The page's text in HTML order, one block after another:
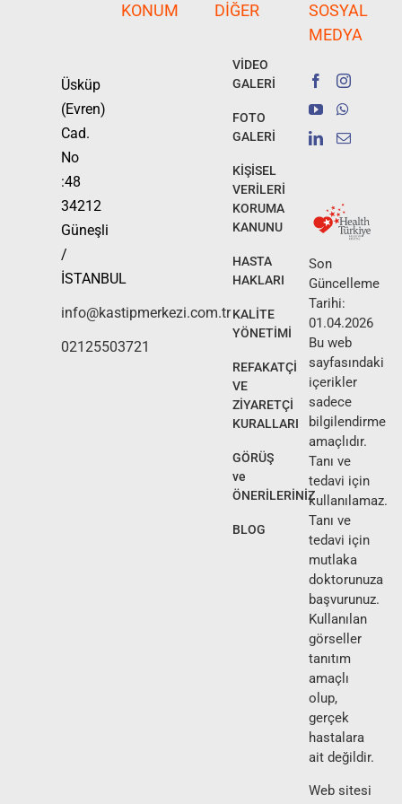
Üsküp
(Evren)
Cad.
No
:48
34212
Güneşli
/
İSTANBUL
info@kastipmerkezi.com.tr
02125503721
KONUM DIĞER
VİDEO
GALERİ
FOTO
GALERİ
KİŞİSEL
VERİLERİ
KORUMA
KANUNU
HASTA
HAKLARI
KALİTE
YÖNETİMİ
REFAKATÇİ
VE
ZİYARETÇİ
KURALLARI
GÖRÜŞ
ve
ÖNERİLERİNİZ
BLOG
SOSYAL
MEDYA
Son
Güncelleme
Tarihi:
01.04.2026
Bu web
sayfasındaki
içerikler
sadece
bilgilendirme
amaçlıdır.
Tanı ve
tedavi için
kullanılamaz.
Tanı ve
tedavi için
mutlaka
doktorunuza
başvurunuz.
Kullanılan
görseller
tanıtım
amaçlı
olup,
gerçek
hastalara
ait değildir.
Web sitesi